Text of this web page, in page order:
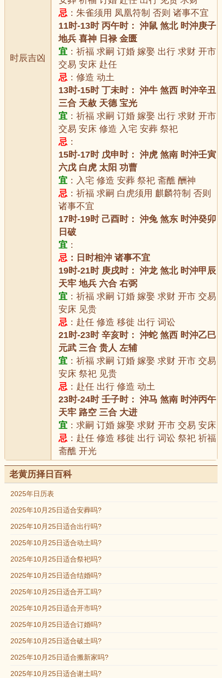
时辰吉凶
忌 ：朱雀须用 凤凰符制 否则 诸事不宜
11时-13时 丙午时： 沖鼠 煞北 时沖庚子
地兵 喜神 日禄 金匮
宜 ：祈福 求嗣 订婚 嫁娶 出行 求财 开市
交易 安床 赴任
忌 ：修造 动土
13时-15时 丁未时： 沖牛 煞西 时沖辛丑
三合 天赦 天德 宝光
宜 ：祈福 求嗣 订婚 嫁娶 出行 求财 开市
交易 安床 修造 入宅 安葬 祭祀
忌 ：
15时-17时 戊申时： 沖虎 煞南 时沖壬寅
六戊 白虎 太阳 功曹
宜 ：入宅 修造 安葬 祭祀 斋醮 酬神
忌 ：祈福 求嗣 白虎须用 麒麟符制 否则
诸事不宜
17时-19时 己酉时： 沖兔 煞东 时沖癸卯
日破
宜 ：
忌 ：日时相沖 诸事不宜
19时-21时 庚戌时： 沖龙 煞北 时沖甲辰
天牢 地兵 六合 右弼
宜 ：祈福 求嗣 订婚 嫁娶 求财 开市 交易
安床 见贵
忌 ：赴任 修造 移徙 出行 词讼
21时-23时 辛亥时： 沖蛇 煞西 时沖乙巳
元武 三合 贵人 左辅
宜 ：祈福 求嗣 订婚 嫁娶 求财 开市 交易
安床 祭祀 见贵
忌 ：赴任 出行 修造 动土
23时-24时 壬子时： 沖马 煞南 时沖丙午
天牢 路空 三合 大进
宜 ：求嗣 订婚 嫁娶 求财 开市 交易 安床
忌 ：赴任 修造 移徙 出行 词讼 祭祀 祈福
斋醮 开光
老黄历择日百科
2025年日历表
2025年10月25日适合安葬吗?
2025年10月25日适合出行吗?
2025年10月25日适合动土吗?
2025年10月25日适合祭祀吗?
2025年10月25日适合结婚吗?
2025年10月25日适合开工吗?
2025年10月25日适合开市吗?
2025年10月25日适合订婚吗?
2025年10月25日适合破土吗?
2025年10月25日适合搬新家吗?
2025年10月25日适合谢土吗?